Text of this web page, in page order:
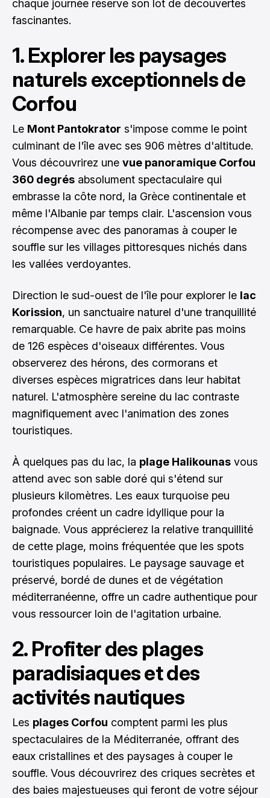
chaque journée réserve son lot de découvertes
fascinantes.
1. Explorer les paysages
naturels exceptionnels de
Corfou
Le Mont Pantokrator s'impose comme le point
culminant de l'île avec ses 906 mètres d'altitude.
Vous découvrirez une vue panoramique Corfou
360 degrés absolument spectaculaire qui
embrasse la côte nord, la Grèce continentale et
même l'Albanie par temps clair. L'ascension vous
récompense avec des panoramas à couper le
souffle sur les villages pittoresques nichés dans
les vallées verdoyantes.
Direction le sud-ouest de l'île pour explorer le lac
Korission, un sanctuaire naturel d'une tranquillité
remarquable. Ce havre de paix abrite pas moins
de 126 espèces d'oiseaux différentes. Vous
observerez des hérons, des cormorans et
diverses espèces migratrices dans leur habitat
naturel. L'atmosphère sereine du lac contraste
magnifiquement avec l'animation des zones
touristiques.
À quelques pas du lac, la plage Halikounas vous
attend avec son sable doré qui s'étend sur
plusieurs kilomètres. Les eaux turquoise peu
profondes créent un cadre idyllique pour la
baignade. Vous apprécierez la relative tranquillité
de cette plage, moins fréquentée que les spots
touristiques populaires. Le paysage sauvage et
préservé, bordé de dunes et de végétation
méditerranéenne, offre un cadre authentique pour
vous ressourcer loin de l'agitation urbaine.
2. Profiter des plages
paradisiaques et des
activités nautiques
Les plages Corfou comptent parmi les plus
spectaculaires de la Méditerranée, offrant des
eaux cristallines et des paysages à couper le
souffle. Vous découvrirez des criques secrètes et
des baies majestueuses qui feront de votre séjour